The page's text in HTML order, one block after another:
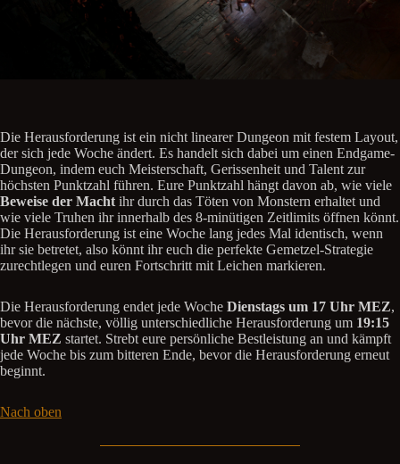
Die Herausforderung ist ein nicht linearer Dungeon mit festem Layout,
der sich jede Woche ändert. Es handelt sich dabei um einen Endgame-
Dungeon, indem euch Meisterschaft, Gerissenheit und Talent zur
höchsten Punktzahl führen. Eure Punktzahl hängt davon ab, wie viele
Beweise der Macht ihr durch das Töten von Monstern erhaltet und
wie viele Truhen ihr innerhalb des 8-minütigen Zeitlimits öffnen könnt.
Die Herausforderung ist eine Woche lang jedes Mal identisch, wenn
ihr sie betretet, also könnt ihr euch die perfekte Gemetzel-Strategie
zurechtlegen und euren Fortschritt mit Leichen markieren.
Die Herausforderung endet jede Woche Dienstags um 17 Uhr MEZ,
bevor die nächste, völlig unterschiedliche Herausforderung um 19:15
Uhr MEZ startet. Strebt eure persönliche Bestleistung an und kämpft
jede Woche bis zum bitteren Ende, bevor die Herausforderung erneut
beginnt.
Nach oben